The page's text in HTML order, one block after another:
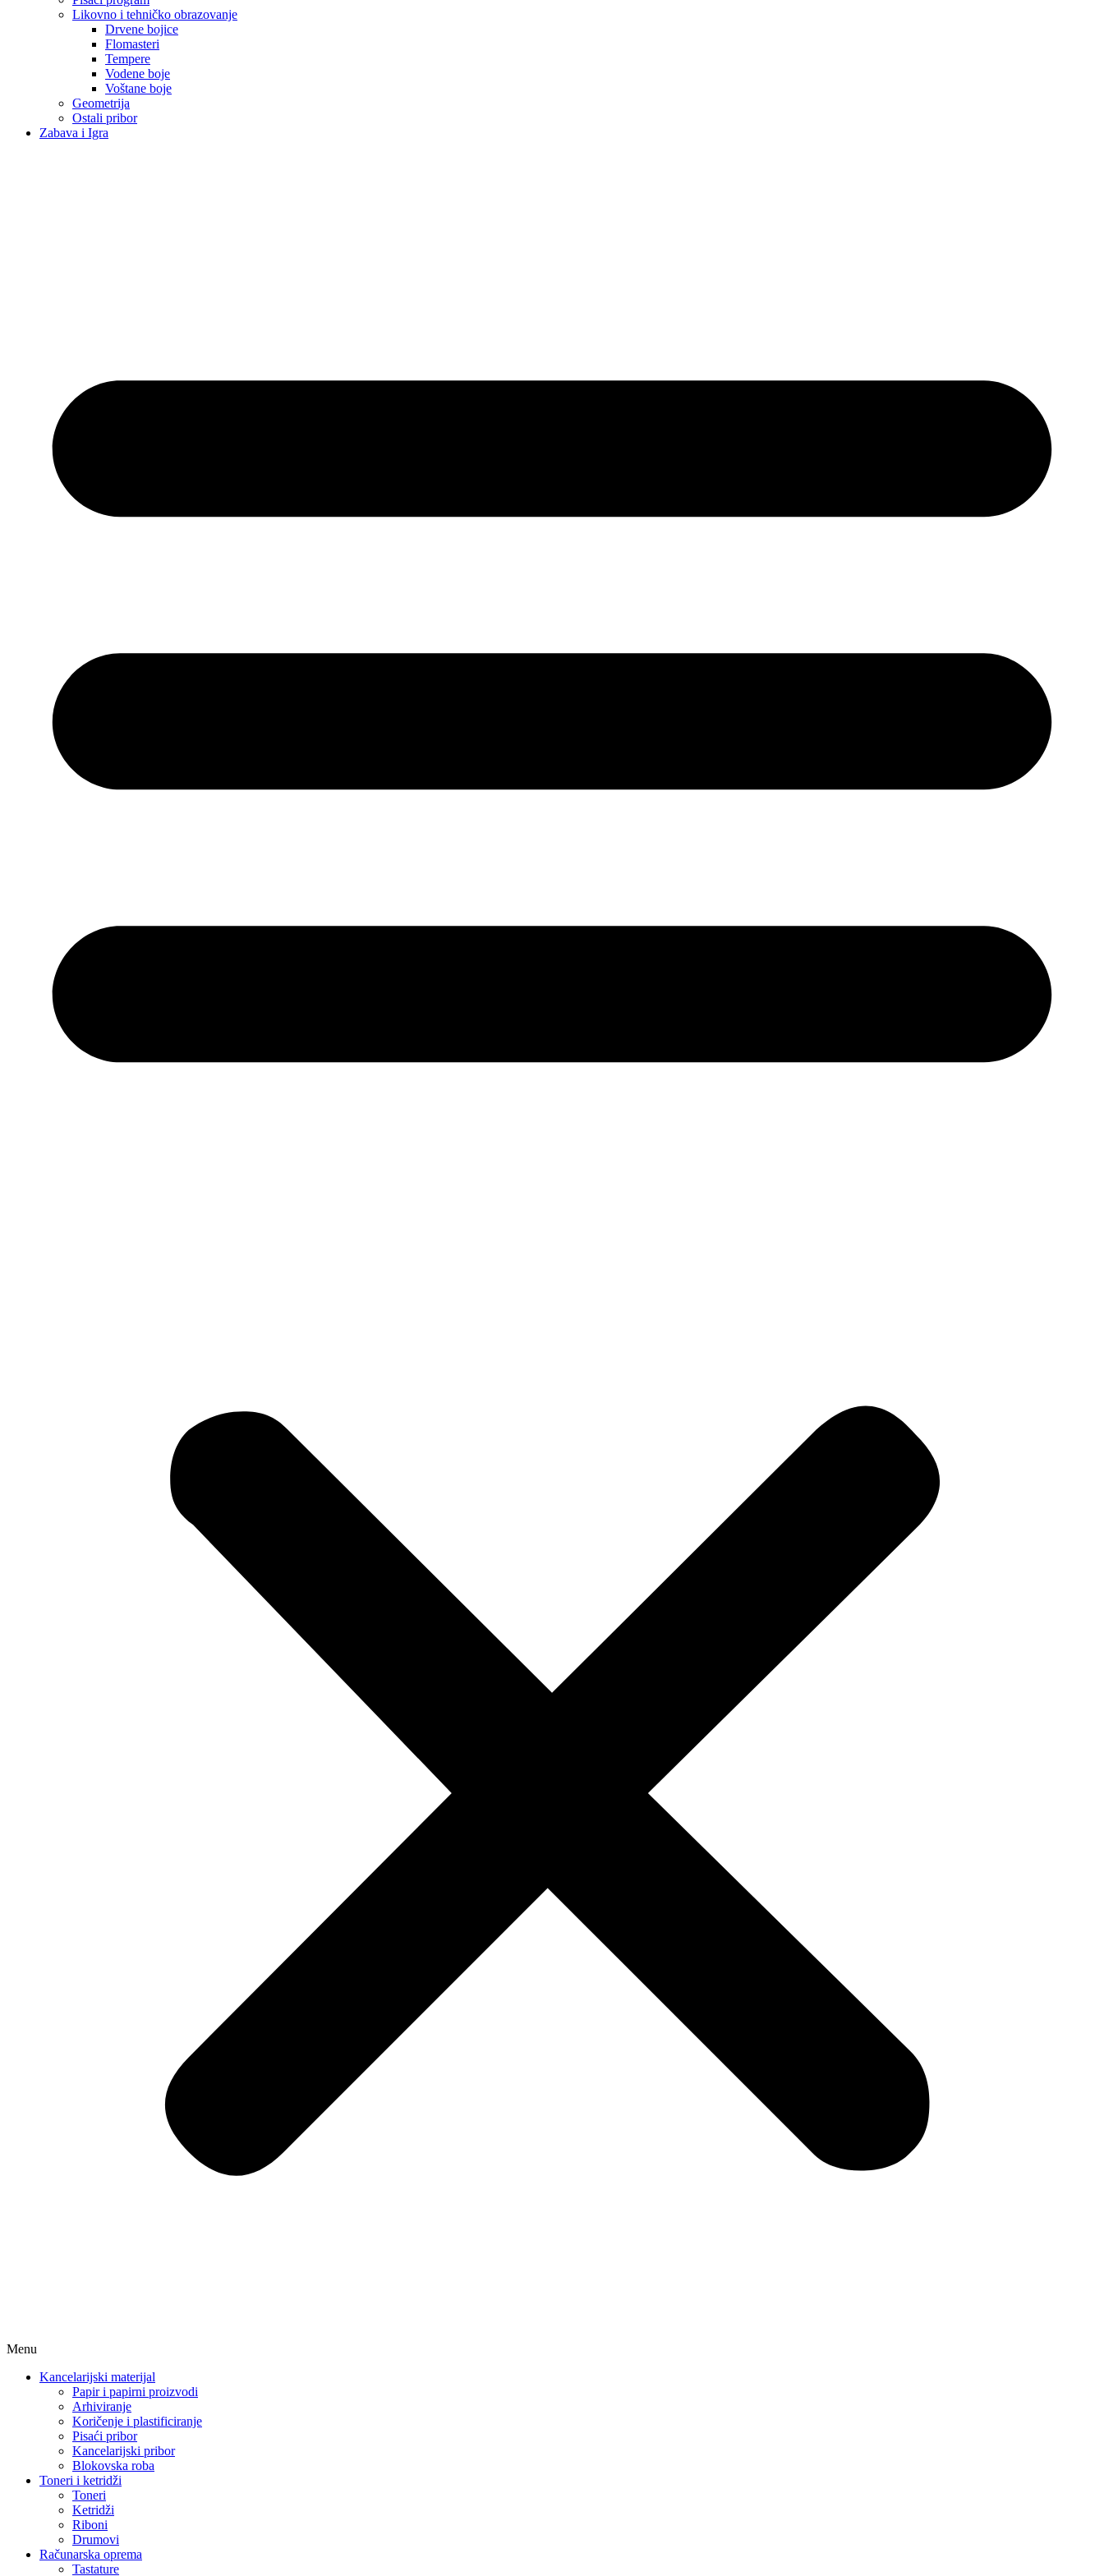
Likovno i tehničko obrazovanje
Drvene bojice
Flomasteri
Tempere
Vodene boje
Voštane boje
Geometrija
Ostali pribor
Zabava i Igra
Menu
Kancelarijski materijal
Papir i papirni proizvodi
Arhiviranje
Koričenje i plastificiranje
Pisaći pribor
Kancelarijski pribor
Blokovska roba
Toneri i ketridži
Toneri
Ketridži
Riboni
Drumovi
Računarska oprema
Tastature